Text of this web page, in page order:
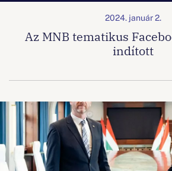
2024. január 2.
Az MNB tematikus
indított